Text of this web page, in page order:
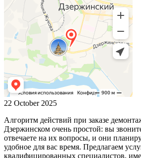
22 October 2025
Алгоритм действий при заказе
Дзержинском очень простой: вы
отвечаете на их вопросы, и они
удобное для вас время. Предлагаем
квалифицированных специалистов,